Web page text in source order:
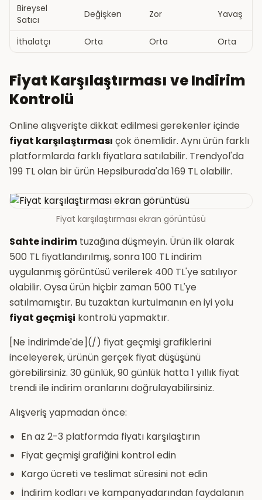
Bireysel
Satıcı
Değişken Zor Yavaş
İthalatçı Orta Orta Orta
Fiyat Karşılaştırması ve Indirim
Kontrolü
Online alışverişte dikkat edilmesi gerekenler içinde
fiyat karşılaştırması çok önemlidir. Aynı ürün farklı
platformlarda farklı fiyatlara satılabilir. Trendyol'da
199 TL olan bir ürün Hepsiburada'da 169 TL olabilir.
Fiyat karşılaştırması ekran görüntüsü
Sahte indirim tuzağına düşmeyin. Ürün ilk olarak
500 TL fiyatlandırılmış, sonra 100 TL indirim
uygulanmış görüntüsü verilerek 400 TL'ye satılıyor
olabilir. Oysa ürün hiçbir zaman 500 TL'ye
satılmamıştır. Bu tuzaktan kurtulmanın en iyi yolu
fiyat geçmişi kontrolü yapmaktır.
[Ne İndirimde'de](/) fiyat geçmişi grafiklerini
inceleyerek, ürünün gerçek fiyat düşüşünü
görebilirsiniz. 30 günlük, 90 günlük hatta 1 yıllık fiyat
trendi ile indirim oranlarını doğrulayabilirsiniz.
Alışveriş yapmadan önce:
En az 2-3 platformda fiyatı karşılaştırın
Fiyat geçmişi grafiğini kontrol edin
Kargo ücreti ve teslimat süresini not edin
İndirim kodları ve kampanyadarından faydalanın